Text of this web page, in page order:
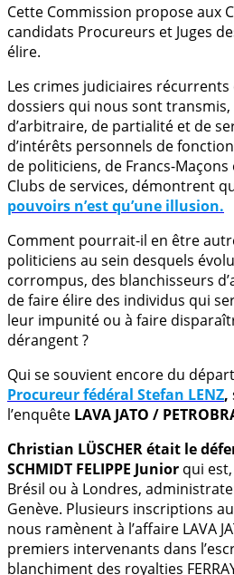
Cette Commission propose aux
candidats Procureurs et Juges
élire.
Les crimes judiciaires récurrents
dossiers qui nous sont
d’arbitraire, de partialité et de
d’intérêts personnels de
de politiciens, de Francs-
Clubs de services, démontrent
pouvoirs n’est qu’une illusion.
Comment pourrait-il en être
politiciens au sein desquels
corrompus, des blanchisseurs
de faire élire des individus qui
leur impunité ou à faire
dérangent ?
Qui se souvient encore du
Procureur fédéral Stefan LENZ,
l’enquête LAVA JATO /
Christian LÜSCHER était le
SCHMIDT FELIPPE Junior qui
Brésil ou à Londres,
Genève. Plusieurs inscriptions
nous ramènent à l’affaire LAVA
premiers intervenants dans
blanchiment des royalties